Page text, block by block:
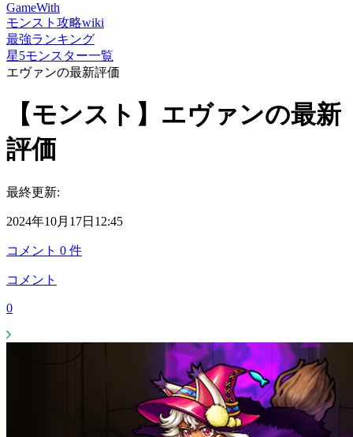
GameWith
モンスト攻略wiki
最強ランキング
星5モンスター一覧
エヴァンの最新評価
【モンスト】エヴァンの最新
評価
最終更新:
2024年10月17日12:45
コメント 0 件
コメント
0